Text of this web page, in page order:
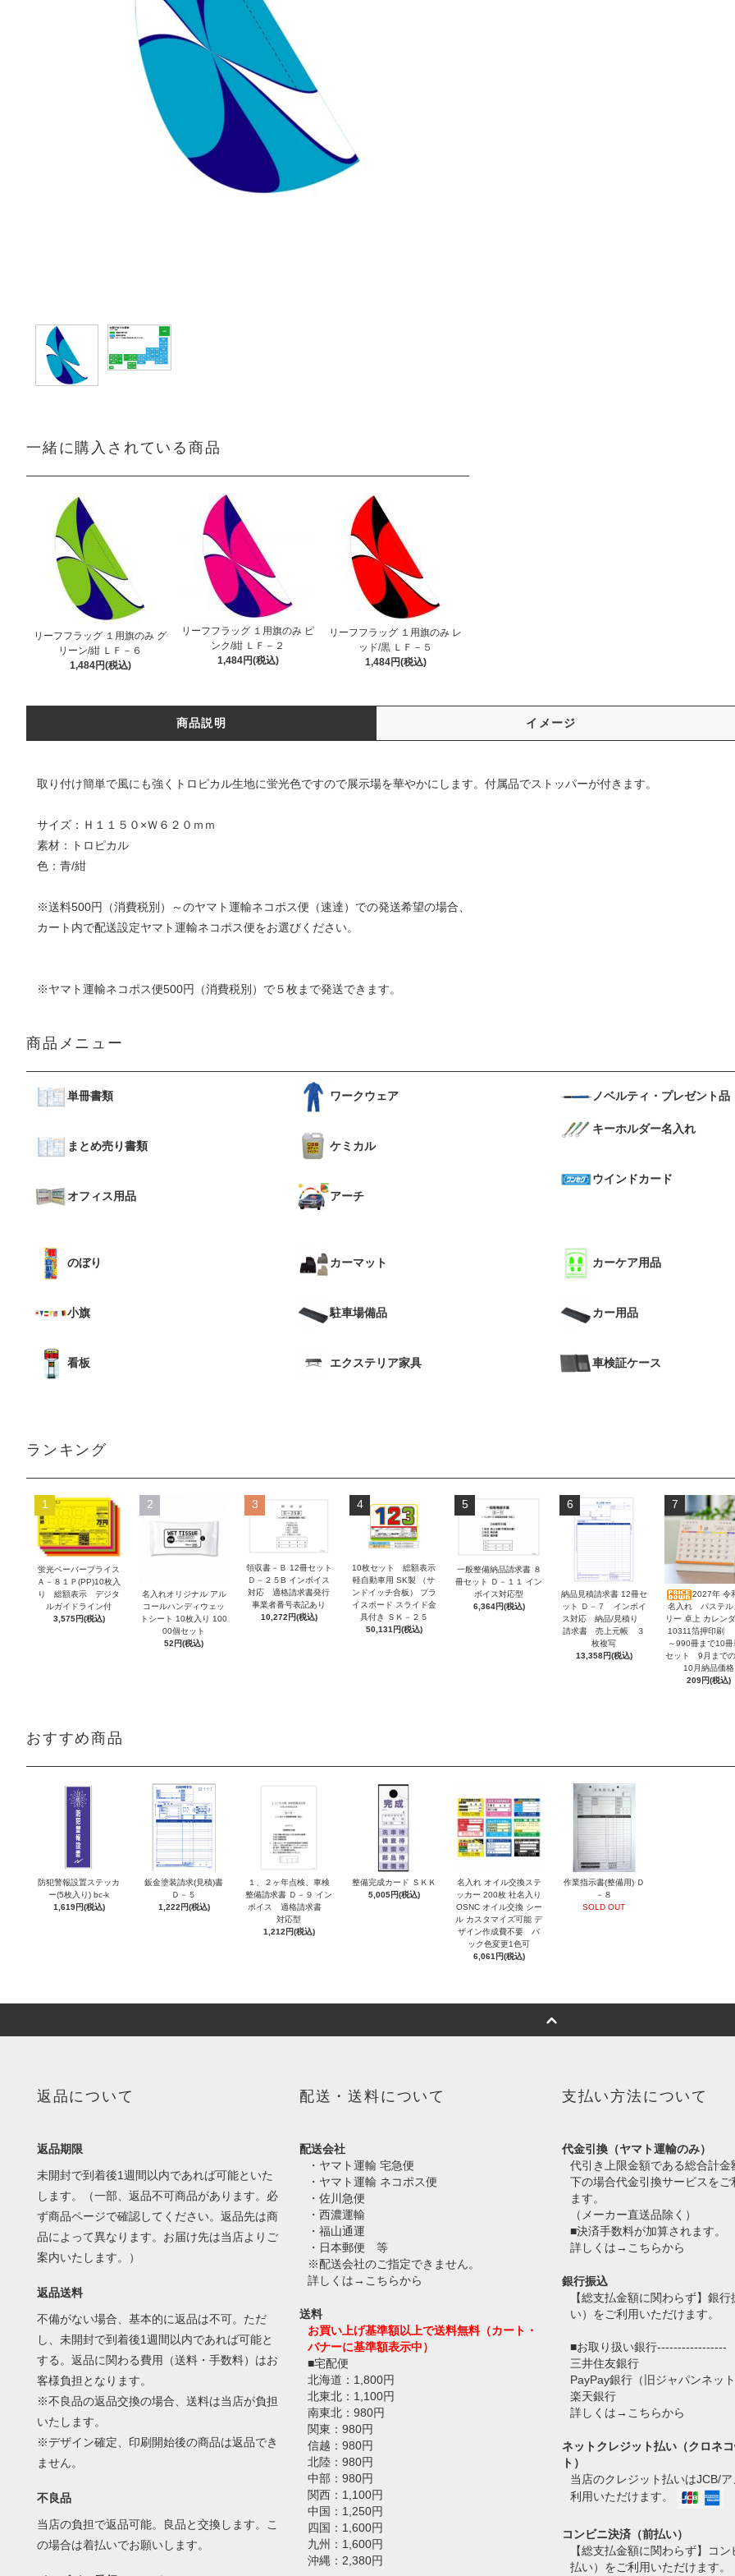
一緒に購入されている商品
リーフフラッグ １用旗のみ グ
リーン/紺 ＬＦ－６
1,484円(税込)
リーフフラッグ １用旗のみ ピ
ンク/紺 ＬＦ－２
1,484円(税込)
リーフフラッグ １用旗のみ レ
ッド/黒 ＬＦ－５
1,484円(税込)
商品説明 イメージ
取り付け簡単で風にも強くトロピカル生地に蛍光色ですので展示場を華やかにします。付属品でストッパーが付きます。
サイズ：Ｈ１１５０×Ｗ６２０ｍｍ
素材：トロピカル
色：青/紺
※送料500円（消費税別）～のヤマト運輸ネコポス便（速達） での発送希望の場合、
カート内で配送設定ヤマト運輸ネコポス便をお選びください。
※ヤマト運輸ネコポス便500円（消費税別）で５枚まで発送できます。
商品メニュー
単冊書類
まとめ売り書類
オフィス用品
ワークウェア
ケミカル
アーチ
ノベルティ・プレゼント品
キーホルダー名入れ
ウインドカード
のぼり
小旗
看板
カーマット
駐車場備品
エクステリア家具
カーケア用品
カー用品
車検証ケース
ランキング
1
蛍光ペーパープライス
Ａ－８１Ｐ(PP)10枚入
り 総額表示 デジタ
ルガイドライン付
3,575円(税込)
2
名入れオリジナル アル
コールハンディウェッ
トシート 10枚入り 100
00個セット
52円(税込)
3
領収書－Ｂ 12冊セット
Ｄ－２５B インボイス
対応 適格請求書発行
事業者番号表記あり
10,272円(税込)
4
10枚セット 総額表示
軽自動車用 SK製 （サ
ンドイッチ合板） プラ
イスボード スライド金
具付き ＳＫ－２５
50,131円(税込)
5
一般整備納品請求書 ８
冊セット Ｄ－１１ イン
ボイス対応型
6,364円(税込)
6
納品見積請求書 12冊セ
ット Ｄ－７ インボイ
ス対応 納品/見積り
請求書 売上元帳 ３
枚複写
13,358円(税込)
7
2027年 令
名入れ パステル
リー 卓上 カレン
10311箔押印刷
～990冊まで10冊
セット 9月まで
10月納品価格
209円(税込)
おすすめ商品
防犯警報設置ステッカ
ー(5枚入り) bc-k
1,619円(税込)
鈑金塗装請求(見積)書
Ｄ－５
1,222円(税込)
１、２ヶ年点検、車検
整備請求書 Ｄ－９ イン
ボイス 適格請求書
対応型
1,212円(税込)
整備完成カード ＳＫＫ
5,005円(税込)
名入れ オイル交換ステ
ッカー 200枚 社名入り
OSNC オイル交換 シー
ル カスタマイズ可能 デ
ザイン作成費不要 バ
ック色変更1色可
6,061円(税込)
作業指示書(整備用) Ｄ
－８
SOLD OUT
返品について
返品期限
未開封で到着後1週間以内であれば可能といた
します。（一部、返品不可商品があります。必
ず商品ページで確認してください。返品先は商
品によって異なります。お届け先は当店よりご
案内いたします。）
返品送料
不備がない場合、基本的に返品は不可。ただ
し、未開封で到着後1週間以内であれば可能と
する。返品に関わる費用（送料・手数料）はお
客様負担となります。
※不良品の返品交換の場合、送料は当店が負担
いたします。
※デザイン確定、印刷開始後の商品は返品でき
ません。
不良品
当店の負担で返品可能。良品と交換します。こ
の場合は着払いでお願いします。
配送・送料について
配送会社
・ヤマト運輸 宅急便
・ヤマト運輸 ネコポス便
・佐川急便
・西濃運輸
・福山通運
・日本郵便 等
※配送会社のご指定できません。
詳しくは→ こちらから
送料
お買い上げ基準額以上で送料無料（カート・
バナーに基準額表示中）
■宅配便
北海道：1,800円
北東北：1,100円
南東北：980円
関東：980円
信越：980円
北陸：980円
中部：980円
関西：1,100円
中国：1,250円
四国：1,600円
九州：1,600円
沖縄：2,380円
支払い方法について
代金引換（ヤマト運輸のみ）
代引き上限金額である総合計金
下の場合代金引換サービスをご
ます。
（メーカー直送品除く）
■決済手数料が加算されます。
詳しくは→ こちらから
銀行振込
【総支払金額に関わらず】銀
い）をご利用いただけます。
■お取り扱い銀行-----------------
三井住友銀行
PayPay銀行（旧ジャパンネット
楽天銀行
詳しくは→ こちらから
ネットクレジット払い（クロネ
ト）
当店のクレジット払いはJCB/
利用いただけます。
コンビニ決済（前払い）
【総支払金額に関わらず】コ
払い）をご利用いただけます。